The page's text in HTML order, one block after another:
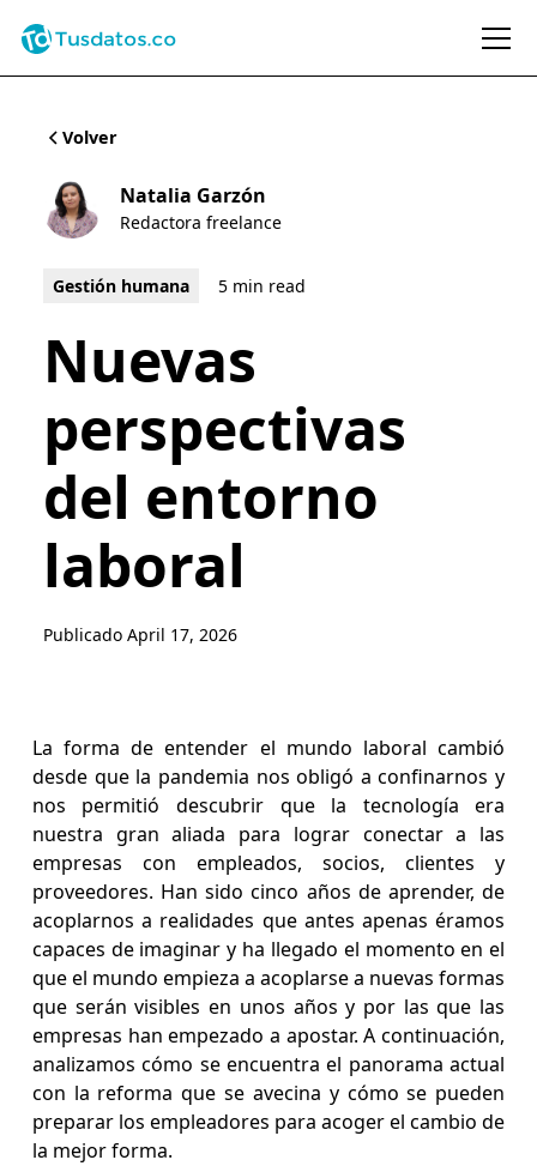
Volver
Natalia Garzón
Redactora freelance
Gestión humana 5 min read
Nuevas
perspectivas
del entorno
laboral
Publicado April 17, 2026
La forma de entender el mundo laboral cambió
desde que la pandemia nos obligó a confinarnos y
nos permitió descubrir que la tecnología era
nuestra gran aliada para lograr conectar a las
empresas con empleados, socios, clientes y
proveedores. Han sido cinco años de aprender, de
acoplarnos a realidades que antes apenas éramos
capaces de imaginar y ha llegado el momento en el
que el mundo empieza a acoplarse a nuevas formas
que serán visibles en unos años y por las que las
empresas han empezado a apostar. A continuación,
analizamos cómo se encuentra el panorama actual
con la reforma que se avecina y cómo se pueden
preparar los empleadores para acoger el cambio de
la mejor forma.